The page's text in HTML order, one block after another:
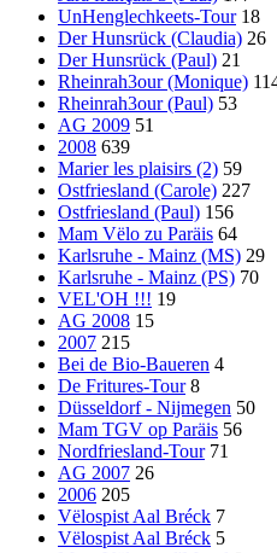
UnHenglechkeets-Tour 18
Der Hunsrück (Claudia) 26
Der Hunsrück (Paul) 21
Rheinrah3our (Monique)
Rheinrah3our (Paul) 53
AG 2009 51
2008 639
Marier les plaisirs (2) 59
Ostfriesland (Carole) 227
Ostfriesland (Paul) 156
Mam Vëlo zu Paräis 64
Karlsruhe - Mainz (MS) 29
Karlsruhe - Mainz (PS) 70
VEL'OH !!! 19
AG 2008 15
2007 215
Bei de Bio-Baueren 4
De Fritures-Tour 8
Düsseldorf - Nijmegen 50
Mam TGV op Paräis 56
Nordfriesland-Tour 71
AG 2007 26
2006 205
Vëlospist Aal Bréck 7
Vëlospist Aal Bréck 5